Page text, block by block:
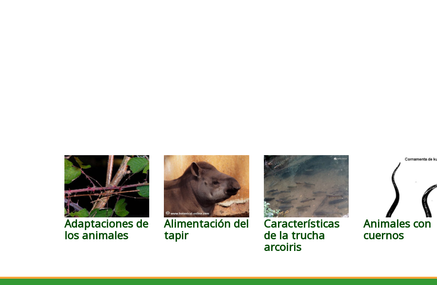
Adaptaciones de
los animales
Alimentación del
tapir
Características
de la trucha
arcoiris
Animales con
cuernos